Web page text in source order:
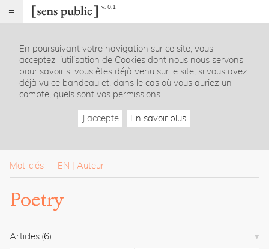
v. 0.1
Index
Rubriques
Essais
La
revue
Présentation
Publier
En poursuivant votre navigation sur ce site, vous
acceptez l’utilisation de Cookies dont nous nous servons
pour savoir si vous êtes déjà venu sur le site, si vous avez
déjà vu ce bandeau et, dans le cas où vous auriez un
compte, quels sont vos permissions.
J'accepte En savoir plus
Mot-clés — EN Auteur
Poetry
Articles (6)